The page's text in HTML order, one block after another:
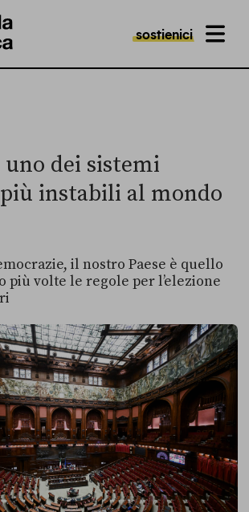
sostienici MENU
uno dei sistemi
instabili al mondo
il nostro Paese è quello
più volte le regole per l’elezione